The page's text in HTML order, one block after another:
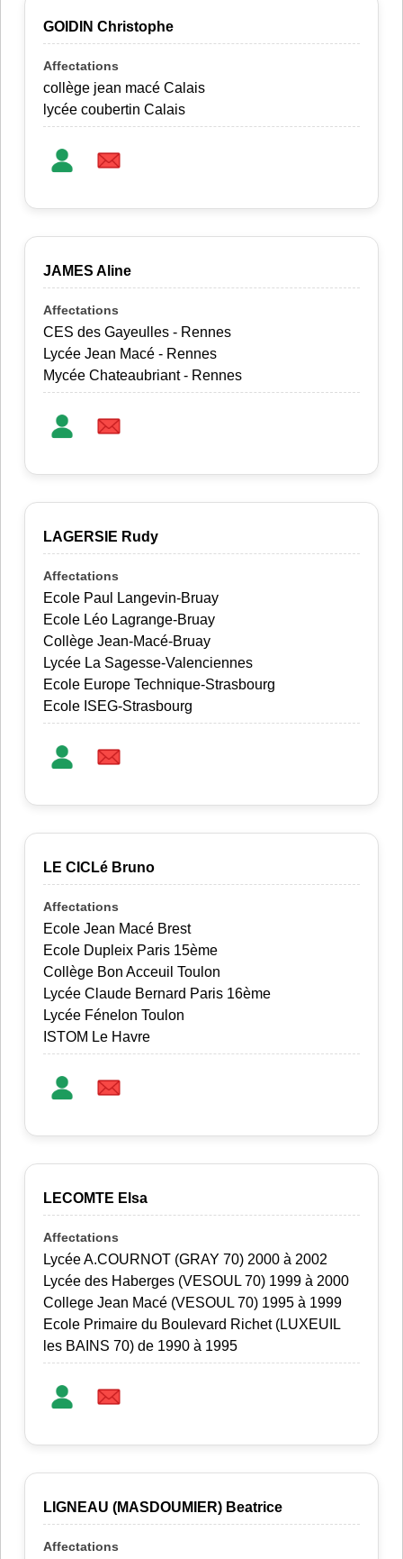
GOIDIN Christophe
collège jean macé Calais
lycée coubertin Calais
JAMES Aline
CES des Gayeulles - Rennes
Lycée Jean Macé - Rennes
Mycée Chateaubriant - Rennes
LAGERSIE Rudy
Ecole Paul Langevin-Bruay
Ecole Léo Lagrange-Bruay
Collège Jean-Macé-Bruay
Lycée La Sagesse-Valenciennes
Ecole Europe Technique-Strasbourg
Ecole ISEG-Strasbourg
LE CICLé Bruno
Ecole Jean Macé Brest
Ecole Dupleix Paris 15ème
Collège Bon Acceuil Toulon
Lycée Claude Bernard Paris 16ème
Lycée Fénelon Toulon
ISTOM Le Havre
LECOMTE Elsa
Lycée A.COURNOT (GRAY 70) 2000 à 2002
Lycée des Haberges (VESOUL 70) 1999 à 2000
College Jean Macé (VESOUL 70) 1995 à 1999
Ecole Primaire du Boulevard Richet (LUXEUIL
les BAINS 70) de 1990 à 1995
LIGNEAU (MASDOUMIER) Beatrice